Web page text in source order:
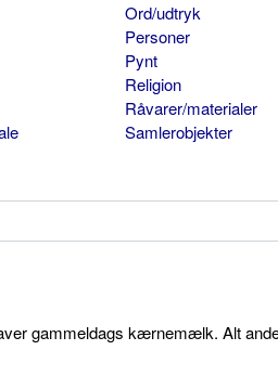
Ord/udtryk
Personer
Pynt
Religion
Råvarer/materialer
Samlerobjekter
gammeldags kærnemælk. Alt